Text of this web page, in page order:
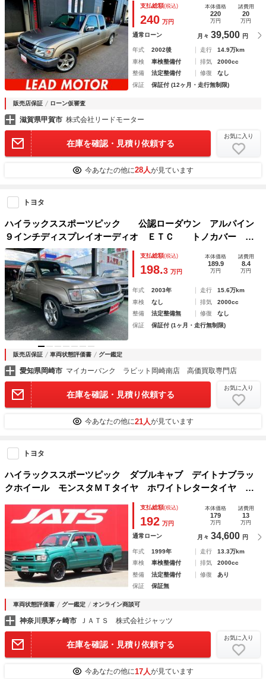
ックカメラ １２ヶ月走行距離無制限故障保証付き
支払総額(税込)
240 万円
本体価格
220
万円
諸費用
20
万円
通常ローン 月々 39,500 円
年式 2002後 走行
14.9万km
車検
車検整備付 排気
2000cc
整備
法定整備付 修復
なし
保証
保証付 (12ヶ月・走行無制限)
販売店保証 ローン仮審査
滋賀県甲賀市 株式会社リードモーター
在庫を確認・見積り依頼する
お気に入り
今あなたの他に28人が見ています
トヨタ
ハイラックススポーツピック 公認ローダウン アルパイン
９インチディスプレイオーディオ ＥＴＣ トノカバー
スペアキー 規格外メッキアルミ デイトナホイール４本有
Ｄ席エアバッグ
支払総額(税込)
198.3 万円
本体価格
189.9
万円
諸費用
8.4
万円
年式 2003年 走行
15.6万km
車検
なし 排気
2000cc
整備
法定整備無 修復
なし
保証
保証付 (1ヶ月・走行無制限)
販売店保証 車両状態評価書 グー鑑定
愛知県岡崎市 マイカーバンク ラビット岡崎南店 高価買取専門店
在庫を確認・見積り依頼する
お気に入り
今あなたの他に21人が見ています
トヨタ
ハイラックススポーツピック ダブルキャブ デイトナブラッ
クホイール モンスタＭＴタイヤ ホワイトレタータイヤ 純
正サンルーフ 前期モデル 角目ライト 社外１ＤＩＮオーデ
ィオ ＥＴＣ
支払総額(税込)
192 万円
本体価格
179
万円
諸費用
13
万円
通常ローン 月々 34,600 円
年式 1999年 走行
13.3万km
車検
車検整備付 排気
2000cc
整備
法定整備付 修復
あり
保証
保証無
車両状態評価書 グー鑑定 オンライン商談可
神奈川県茅ヶ崎市 ＪＡＴＳ 株式会社ジャッツ
在庫を確認・見積り依頼する
お気に入り
今あなたの他に17人が見ています